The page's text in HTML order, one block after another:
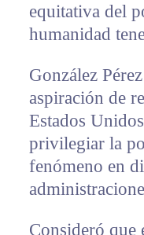
equitativa del
humanidad
González
aspiración de
Estados
privilegiar la
fenómeno en
Consideró que